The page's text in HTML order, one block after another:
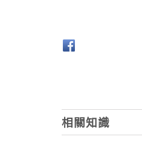
相關知識